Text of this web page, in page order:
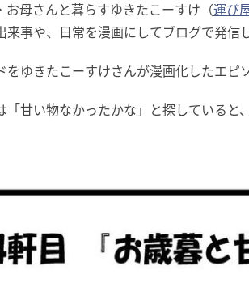
母さんと暮らすゆきたこーすけ（運び
事や、日常を漫画にしてブログで発信
ゆきたこーすけさんが漫画化したエピ
「甘い物なかったかな」と探していると